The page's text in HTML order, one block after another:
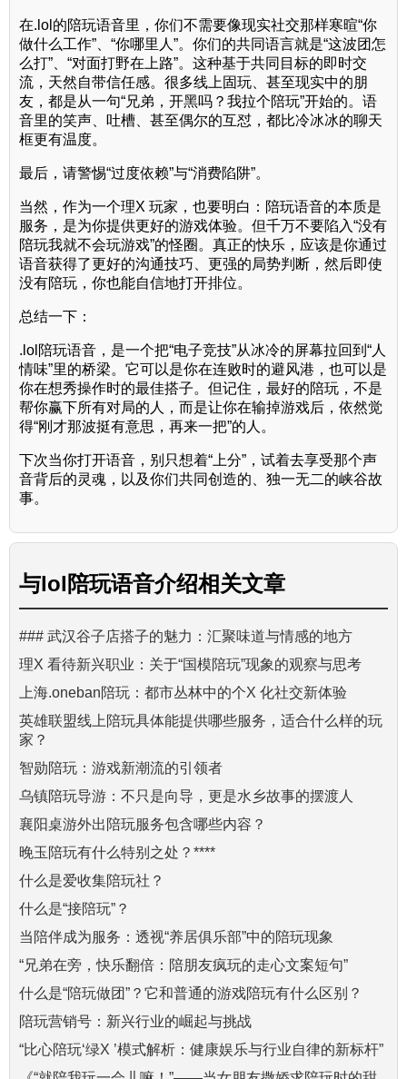
在.lol的陪玩语音里，你们不需要像现实社交那样寒暄“你
做什么工作”、“你哪里人”。你们的共同语言就是“这波团怎
么打”、“对面打野在上路”。这种基于共同目标的即时交
流，天然自带信任感。很多线上固玩、甚至现实中的朋
友，都是从一句“兄弟，开黑吗？我拉个陪玩”开始的。语
音里的笑声、吐槽、甚至偶尔的互怼，都比冷冰冰的聊天
框更有温度。
最后，请警惕“过度依赖”与“消费陷阱”。
当然，作为一个理X 玩家，也要明白：陪玩语音的本质是
服务，是为你提供更好的游戏体验。但千万不要陷入“没有
陪玩我就不会玩游戏”的怪圈。真正的快乐，应该是你通过
语音获得了更好的沟通技巧、更强的局势判断，然后即使
没有陪玩，你也能自信地打开排位。
总结一下：
.lol陪玩语音，是一个把“电子竞技”从冰冷的屏幕拉回到“人
情味”里的桥梁。它可以是你在连败时的避风港，也可以是
你在想秀操作时的最佳搭子。但记住，最好的陪玩，不是
帮你赢下所有对局的人，而是让你在输掉游戏后，依然觉
得“刚才那波挺有意思，再来一把”的人。
下次当你打开语音，别只想着“上分”，试着去享受那个声
音背后的灵魂，以及你们共同创造的、独一无二的峡谷故
事。
与lol陪玩语音介绍相关文章
### 武汉谷子店搭子的魅力：汇聚味道与情感的地方
理X 看待新兴职业：关于“国模陪玩”现象的观察与思考
上海.oneban陪玩：都市丛林中的个X 化社交新体验
英雄联盟线上陪玩具体能提供哪些服务，适合什么样的玩
家？
智勋陪玩：游戏新潮流的引领者
乌镇陪玩导游：不只是向导，更是水乡故事的摆渡人
襄阳桌游外出陪玩服务包含哪些内容？
晚玉陪玩有什么特别之处？****
什么是爱收集陪玩社？
什么是“接陪玩”？
当陪伴成为服务：透视“养居俱乐部”中的陪玩现象
“兄弟在旁，快乐翻倍：陪朋友疯玩的走心文案短句”
什么是“陪玩做团”？它和普通的游戏陪玩有什么区别？
陪玩营销号：新兴行业的崛起与挑战
“比心陪玩‘绿X ’模式解析：健康娱乐与行业自律的新标杆”